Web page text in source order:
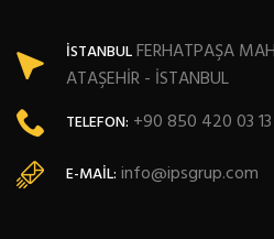
İSTANBULFERHATPAŞA
ATAŞEHİR - İSTANBUL
TELEFON: +90 850 420 03 13
E-MAIL: info@ipsgrup.com